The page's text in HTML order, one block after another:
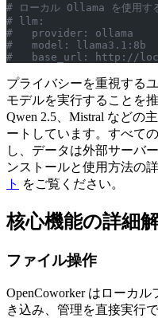
# ローカル Ollama を使用す
# llm:
#   provider: ollama
#   model: llama3.1:8b
#   base_url: http://
プライバシーを重視する
モデルを実行することを推
Qwen 2.5、Mistral などの
ートしています。すべて
し、データは外部サーバ
ンストールと使用方法の
ト をご覧ください。
核心機能の詳細
ファイル操作
OpenCoworker はローカ
き込み、管理を直接実行